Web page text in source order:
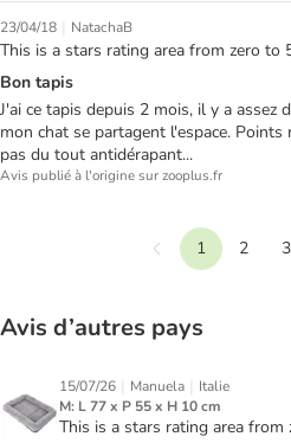
23/04/18 | NatachaB
This is a stars rating area from zero to
Bon tapis
J'ai ce tapis depuis 2 mois, il y a assez
mon chat se partagent l'espace.
pas du tout antidérapant...
Avis publié à l'origine sur zooplus.fr
Précédent
1 2 3
Avis d’autres pays
15/07/26 | Manuela | Italie
M: L 77 x P 55 x H 10 cm
This is a stars rating area from